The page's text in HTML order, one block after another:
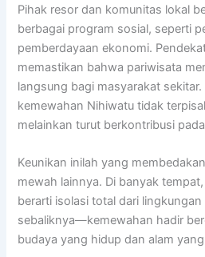
Pihak resor dan komunitas lokal
berbagai program sosial, seperti
pemberdayaan ekonomi.
memastikan bahwa pariwisata
langsung bagi masyarakat
kemewahan Nihiwatu tidak
melainkan turut berkontribusi
Keunikan inilah yang
mewah lainnya. Di banyak
berarti isolasi total dari lingkungan
sebaliknya—kemewahan hadir
budaya yang hidup dan alam